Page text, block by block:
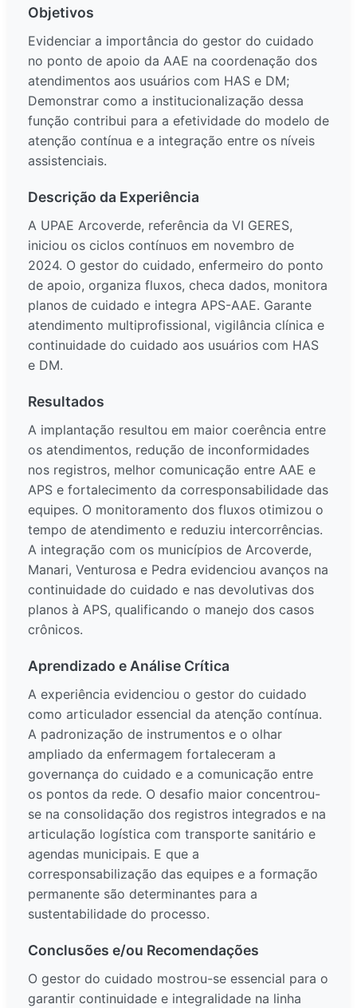
Objetivos
Evidenciar a importância do gestor do cuidado
no ponto de apoio da AAE na coordenação dos
atendimentos aos usuários com HAS e DM;
Demonstrar como a institucionalização dessa
função contribui para a efetividade do modelo de
atenção contínua e a integração entre os níveis
assistenciais.
Descrição da Experiência
A UPAE Arcoverde, referência da VI GERES,
iniciou os ciclos contínuos em novembro de
2024. O gestor do cuidado, enfermeiro do ponto
de apoio, organiza fluxos, checa dados, monitora
planos de cuidado e integra APS-AAE. Garante
atendimento multiprofissional, vigilância clínica e
continuidade do cuidado aos usuários com HAS
e DM.
Resultados
A implantação resultou em maior coerência entre
os atendimentos, redução de inconformidades
nos registros, melhor comunicação entre AAE e
APS e fortalecimento da corresponsabilidade das
equipes. O monitoramento dos fluxos otimizou o
tempo de atendimento e reduziu intercorrências.
A integração com os municípios de Arcoverde,
Manari, Venturosa e Pedra evidenciou avanços na
continuidade do cuidado e nas devolutivas dos
planos à APS, qualificando o manejo dos casos
crônicos.
Aprendizado e Análise Crítica
A experiência evidenciou o gestor do cuidado
como articulador essencial da atenção contínua.
A padronização de instrumentos e o olhar
ampliado da enfermagem fortaleceram a
governança do cuidado e a comunicação entre
os pontos da rede. O desafio maior concentrou-
se na consolidação dos registros integrados e na
articulação logística com transporte sanitário e
agendas municipais. E que a
corresponsabilização das equipes e a formação
permanente são determinantes para a
sustentabilidade do processo.
Conclusões e/ou Recomendações
O gestor do cuidado mostrou-se essencial para o
garantir continuidade e integralidade na linha